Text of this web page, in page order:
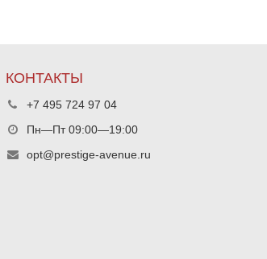
КОНТАКТЫ
+7 495 724 97 04
Пн—Пт 09:00—19:00
opt@prestige-avenue.ru